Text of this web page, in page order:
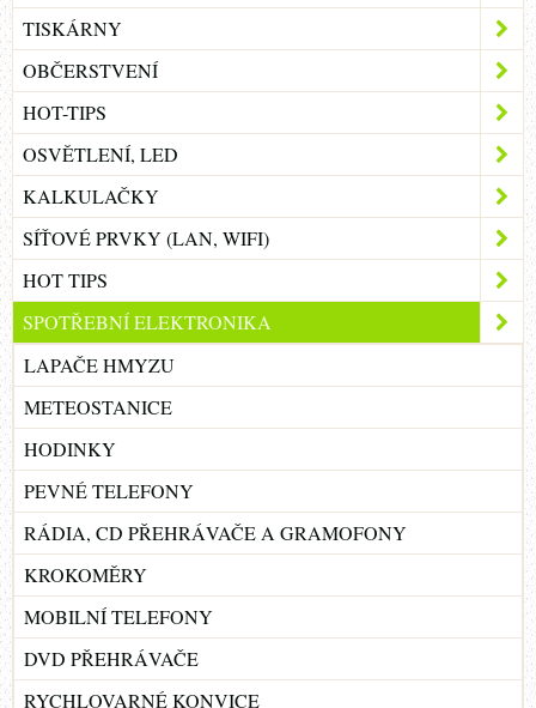
TISKÁRNY
OBČERSTVENÍ
HOT-TIPS
OSVĚTLENÍ, LED
KALKULAČKY
SÍŤOVÉ PRVKY (LAN, WIFI)
HOT TIPS
SPOTŘEBNÍ ELEKTRONIKA
LAPAČE HMYZU
METEOSTANICE
HODINKY
PEVNÉ TELEFONY
RÁDIA, CD PŘEHRÁVAČE A GRAMOFONY
KROKOMĚRY
MOBILNÍ TELEFONY
DVD PŘEHRÁVAČE
RYCHLOVARNÉ KONVICE